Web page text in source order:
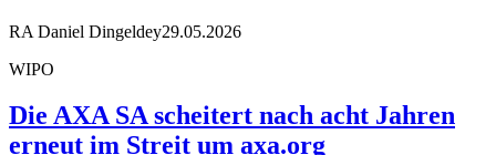
RA Daniel Dingeldey29.05.2026
WIPO
Die AXA SA scheitert nach acht Jahren
erneut im Streit um axa.org